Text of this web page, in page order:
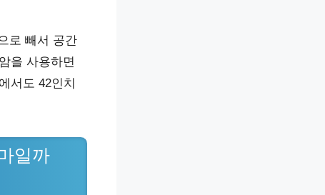
로 빼서 공간
을 사용하면
서도 42인치
일까